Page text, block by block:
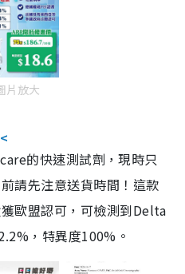
片放大
的快速測試劑，現時只
請先注意送貨時間！這款
歐盟認可，可檢測到Delta
，特異度100%。